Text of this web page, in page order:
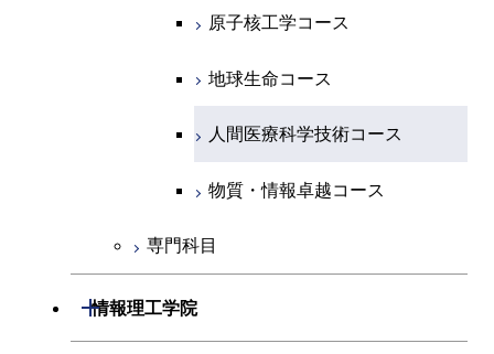
人間医療科学技術コース
原子核工学コース
人間医療科学技術コース
物質・情報卓越コース
人間医療科学技術コース
人間医療科学技術コース
物質・情報卓越コース
原子核工学コース
地球生命コース
人間医療科学技術コース
物質・情報卓越コース
専門科目
情報理工学院
開閉